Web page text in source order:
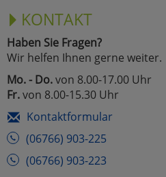
KONTAKT
Haben Sie Fragen?
Wir helfen Ihnen gerne weiter.
Mo. - Do.von 8.00-17.00 Uhr
Fr.von 8.00-15.30 Uhr
Kontaktformular
(06766) 903-225
(06766) 903-223